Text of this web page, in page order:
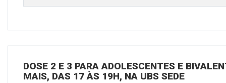
DOSE 2 E 3 PARA ADOLESCENTES E
MAIS, DAS 17 ÀS 19H, NA UBS SEDE